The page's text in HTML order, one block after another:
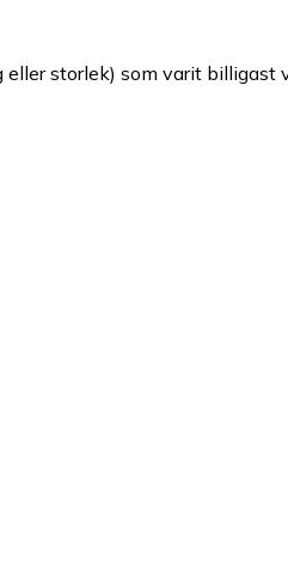
storlek) som varit